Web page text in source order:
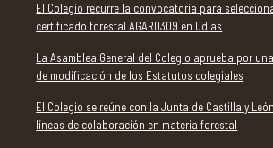
El Colegio recurre la convocatoria para
certificado forestal AGAR0309 en Udías
La Asamblea General del Colegio aprueba por
de modificación de los Estatutos colegiales
El Colegio se reúne con la Junta de Castilla y
líneas de colaboración en materia forestal